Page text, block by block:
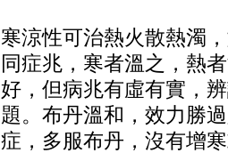
寒涼性可治熱火散熱濁
同症兆，寒者溫之，熱
好，但病兆有虛有實，
題。布丹溫和，效力勝
症，多服布丹，沒有增